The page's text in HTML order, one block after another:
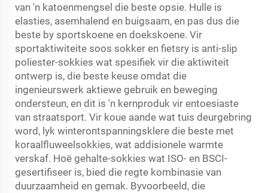
van 'n katoenmengsel die beste opsie. Hulle is
elasties, asemhalend en buigsaam, en pas dus die
beste by sportskoene en doekskoene. Vir
sportaktiwiteite soos sokker en fietsry is anti-slip
poliester-sokkies wat spesifiek vir die aktiwiteit
ontwerp is, die beste keuse omdat die
ingenieurswerk aktiewe gebruik en beweging
ondersteun, en dit is 'n kernproduk vir entoesiaste
van straatsport. Vir koue aande wat tuis deurgebring
word, lyk winterontspanningsklere die beste met
koraalfluweelsokkies, wat addisionele warmte
verskaf. Hoë gehalte-sokkies wat ISO- en BSCI-
gesertifiseer is, bied die regte kombinasie van
duurzaamheid en gemak. Byvoorbeeld, die